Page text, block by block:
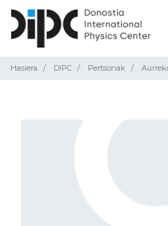
Hasiera DIPC Pertsonak